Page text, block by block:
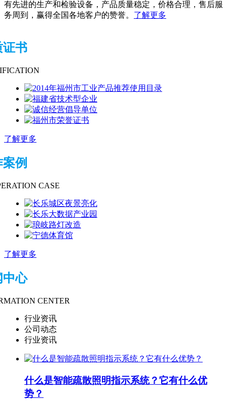
有先进的生产和检验设备，产品质量稳定，价格合理，售后服
务周到，赢得全国各地客户的赞誉。 了解更多
证书
了解更多
例
CASE
了解更多
中心
CENTER
行业资讯
公司动态
行业资讯
什么是智能疏散​照明指示系统？它有什么优
势？